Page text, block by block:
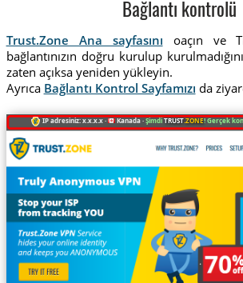
Bağlantı kontrolü
Trust.Zone Ana sayfasını oaçın ve
bağlantınızın doğru kurulup
zaten açıksa yeniden yükleyin.
Ayrıca Bağlantı Kontrol Sayfamızı da
IP adresiniz: x.x.x.x · Kanada ·ŞimdiTRUST.ZONE! Gerçek